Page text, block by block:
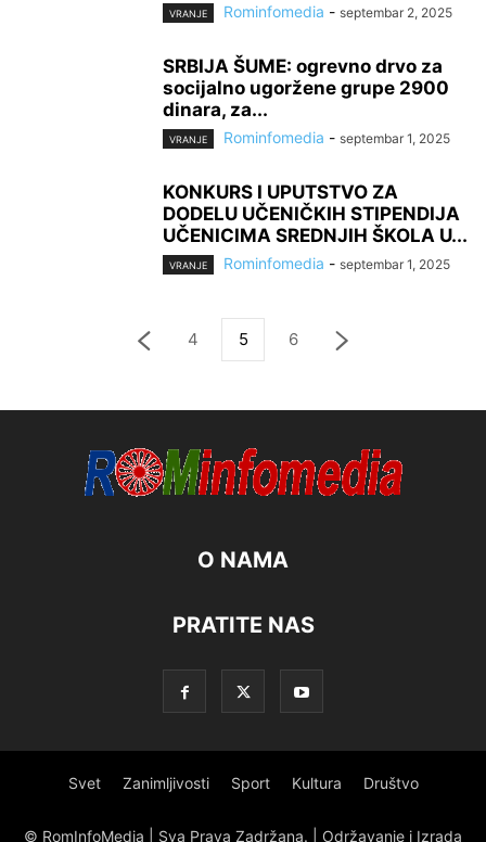
VRANJE Rominfomedia - septembar 2, 2025
SRBIJA ŠUME: ogrevno drvo za
socijalno ugoržene grupe 2900
dinara, za...
VRANJE Rominfomedia - septembar 1, 2025
KONKURS I UPUTSTVO ZA
DODELU UČENIČKIH STIPENDIJA
UČENICIMA SREDNJIH ŠKOLA U...
VRANJE Rominfomedia - septembar 1, 2025
4 5 6
O NAMA
PRATITE NAS
Svet Zanimljivosti Sport Kultura Društvo
© RomInfoMedia | Sva Prava Zadržana. | Održavanje i Izrada